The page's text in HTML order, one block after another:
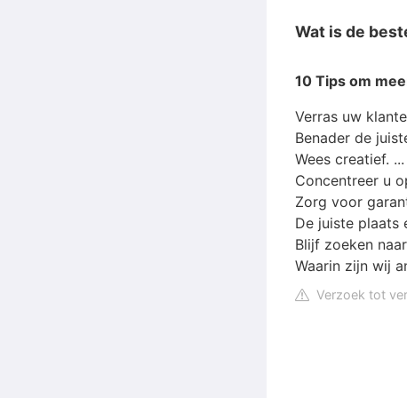
Wat is de
10 Tips om
Verras uw
Benader de
Wees creatief. ...
Concentreer u
Zorg voor
De juiste plaats
Blijf zoeken
Waarin zijn wij
Verzoek tot